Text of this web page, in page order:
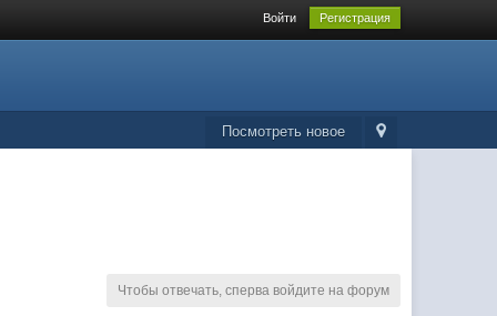
Войти Регистрация
Посмотреть новое
Чтобы отвечать, сперва войдите на форум